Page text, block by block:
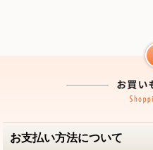
お支払い方法について